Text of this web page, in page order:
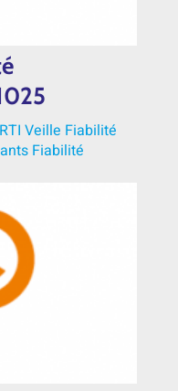
Veille Fiabilité
Fiabilité